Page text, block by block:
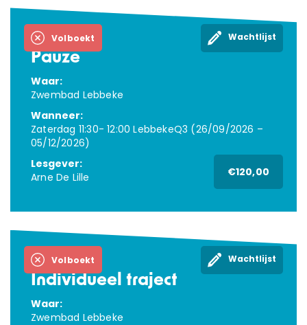
LESGEVERS GEZOCHT
Cadeaubon
Inloggen
Wachtlijst
Volboekt
€120,00
Pauze
Waar:
Zwembad Lebbeke
Wanneer:
Zaterdag 11:30- 12:00 LebbekeQ3 (26/09/2026 –
05/12/2026)
Lesgever:
Arne De Lille
Wachtlijst
Volboekt
Individueel traject
Waar:
Zwembad Lebbeke